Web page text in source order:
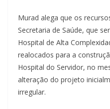
Murad alega que os
Secretaria de Saúde, que
Hospital de Alta
realocados para a
Hospital do Servidor, no
alteração do projeto
irregular.